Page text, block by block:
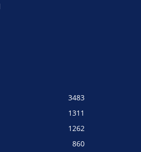
3483
1311
1262
860